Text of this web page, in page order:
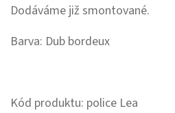
Dodáváme již smontované.
Barva: Dub bordeux
Kód produktu: police Lea